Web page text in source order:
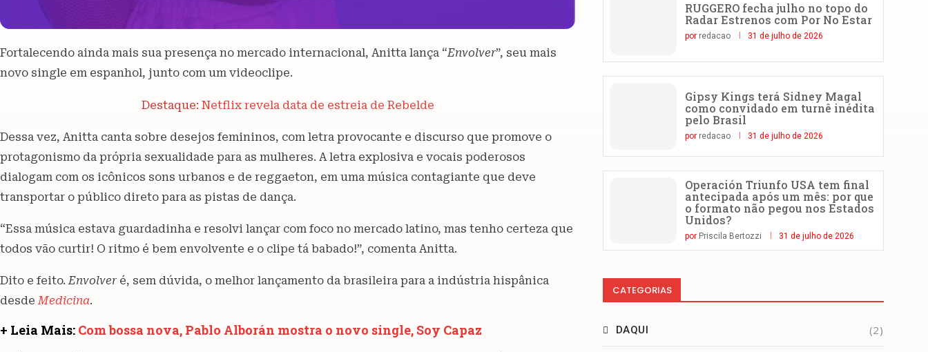
Fortalecendo ainda mais sua presença no mercado internacional, Anitta lança “Envolver”, seu mais
novo single em espanhol, junto com um videoclipe.
Destaque: Netflix revela data de estreia de Rebelde
Dessa vez, Anitta canta sobre desejos femininos, com letra provocante e discurso que promove o
protagonismo da própria sexualidade para as mulheres. A letra explosiva e vocais poderosos
dialogam com os icônicos sons urbanos e de reggaeton, em uma música contagiante que deve
transportar o público direto para as pistas de dança.
“Essa música estava guardadinha e resolvi lançar com foco no mercado latino, mas tenho certeza que
todos vão curtir! O ritmo é bem envolvente e o clipe tá babado!”, comenta Anitta.
Dito e feito. Envolver é, sem dúvida, o melhor lançamento da brasileira para a indústria hispânica
desde Medicina.
+ Leia Mais: Com bossa nova, Pablo Alborán mostra o novo single, Soy Capaz
RUGGERO fecha julho no topo do
Radar Estrenos com Por No Estar
por redacao 31 de julho de 2026
Gipsy Kings terá Sidney Magal
como convidado em turnê inédita
pelo Brasil
por redacao 31 de julho de 2026
Operación Triunfo USA tem final
antecipada após um mês: por que
o formato não pegou nos Estados
Unidos?
por Priscila Bertozzi 31 de julho de 2026
CATEGORIAS
DAQUI (2)